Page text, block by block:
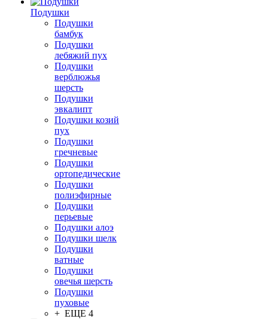
Подушки
Подушки
бамбук
Подушки
лебяжий пух
Подушки
верблюжья
шерсть
Подушки
эвкалипт
Подушки козий
пух
Подушки
гречневые
Подушки
ортопедические
Подушки
полиэфирные
Подушки
перьевые
Подушки алоэ
Подушки шелк
Подушки
ватные
Подушки
овечья шерсть
Подушки
пуховые
+ ЕЩЕ 4